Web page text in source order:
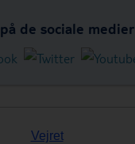
de sociale medier
Vejret